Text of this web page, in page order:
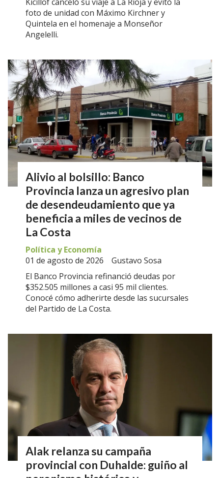
foto de unidad con Máximo Kirchner y
Quintela en el homenaje a Monseñor
Angelelli.
Alivio al bolsillo: Banco
Provincia lanza un agresivo plan
de desendeudamiento que ya
beneficia a miles de vecinos de
La Costa
Gustavo Sosa
Política y Economía
01 de agosto de 2026
El Banco Provincia refinanció deudas por
$352.505 millones a casi 95 mil clientes.
Conocé cómo adherirte desde las sucursales
del Partido de La Costa.
Alak relanza su campaña
provincial con Duhalde: guiño al